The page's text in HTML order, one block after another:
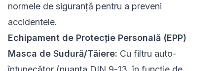
normele de siguranță pentru a preveni
accidentele.
Echipament de Protecție Personală (EPP)
Masca de Sudură/Tăiere: Cu filtru auto-